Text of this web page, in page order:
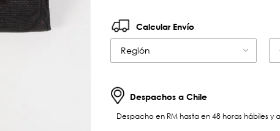
Calcular Envío
Región
Despachos a Chile
Despacho en RM hasta en 48 horas hábiles y